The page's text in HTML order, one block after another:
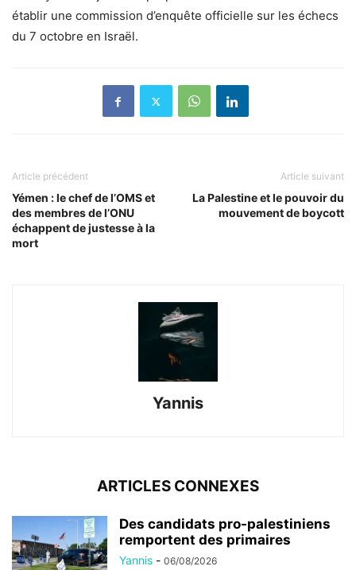
établir une commission d’enquête officielle sur les échecs
du 7 octobre en Israël.
Article précédent
Yémen : le chef de l’OMS et
des membres de l’ONU
échappent de justesse à la
mort
Article suivant
La Palestine et le pouvoir du
mouvement de boycott
Yannis
ARTICLES CONNEXES
Des candidats pro-palestiniens
remportent des primaires
Yannis - 06/08/2026